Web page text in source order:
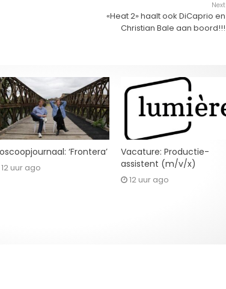
Next
«Heat 2» haalt ook DiCaprio en
Christian Bale aan boord!!!
‘Frontera’
12 uur ago
Vacature: Productie-
assistent (m/v/x)
12 uur ago